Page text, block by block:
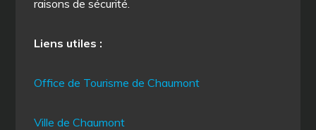
raisons de sécurité.
Liens utiles :
Office de Tourisme de Chaumont
Ville de Chaumont